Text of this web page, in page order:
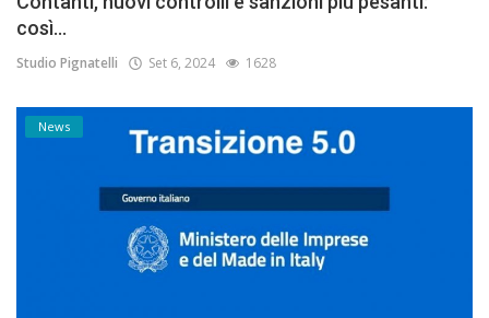
così...
Studio Pignatelli Set 6, 2024 1628
News